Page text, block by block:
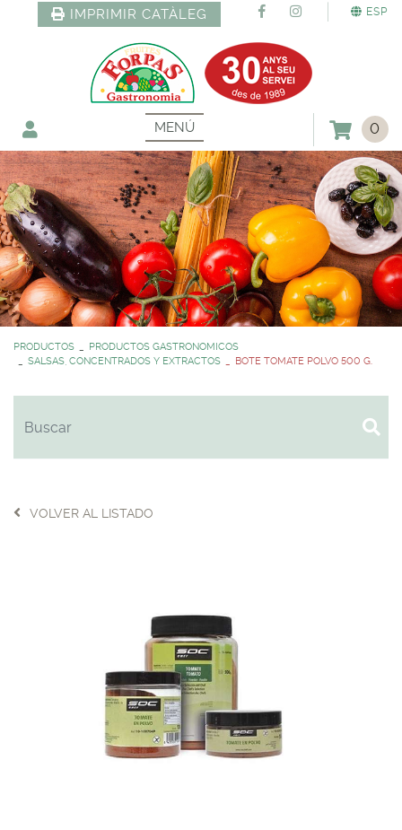
ESP
IMPRIMIR CATÀLEG
MENÚ 0
PRODUCTOS
PRODUCTOS GASTRONOMICOS
SALSAS, CONCENTRADOS Y EXTRACTOS
BOTE TOMATE POLVO 500 G.
VOLVER AL LISTADO